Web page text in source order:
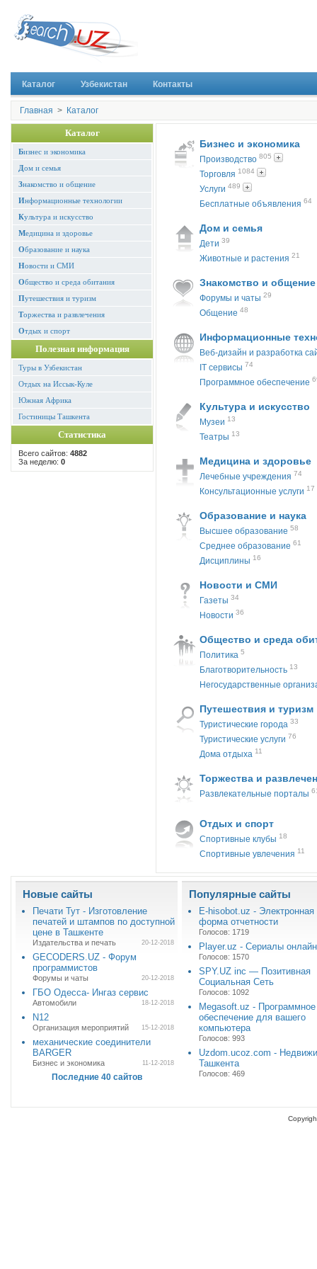
Каталог Узбекистан Контакты
Главная > Каталог
Каталог
Бизнес и экономика
Дом и семья
Знакомство и общение
Информационные технологии
Культура и искусство
Медицина и здоровье
Образование и наука
Новости и СМИ
Общество и среда обитания
Путешествия и туризм
Торжества и развлечения
Отдых и спорт
Полезная информация
Туры в Узбекистан
Отдых на Иссык-Куле
Южная Африка
Гостиницы Ташкента
Статистика
Всего сайтов: 4882
За неделю: 0
Бизнес и экономика
Производство 805
Торговля 1084
Услуги 489
Бесплатные объявления 64
Дом и семья
Дети 39
Животные и растения 21
Знакомство и общение
Форумы и чаты 29
Общение 48
Информационные
Веб-дизайн и разработка
IT cервисы 74
Программное обеспечение
Культура и искусство
Музеи 13
Театры 13
Медицина и здоровье
Лечебные учреждения 74
Консультационные услуги 17
Образование и наука
Высшее образование 58
Среднее образование 61
Дисциплины 16
Новости и СМИ
Газеты 34
Новости 36
Общество и среда
Политика 5
Благотворительность 13
Негосударственные
Путешествия и туризм
Туристические города 33
Туристические услуги 76
Дома отдыха 11
Торжества и
Развлекательные порталы
Отдых и спорт
Спортивные клубы 18
Спортивные увлечения 11
Новые сайты
Печати Тут - Изготовление
печатей и штампов по доступной
цене в Ташкенте
Издательства и печать 20-12-2018
GECODERS.UZ - Форум
программистов
Форумы и чаты 20-12-2018
ГБО Одесса- Ингаз сервис
Автомобили 18-12-2018
N12
Организация мероприятий 15-12-2018
механические соединители
BARGER
Бизнес и экономика 11-12-2018
Последние 40 сайтов
Популярные сайты
E-hisobot.uz - Электронная
форма отчетности
Голосов: 1719
Player.uz - Сериалы онлайн
Голосов: 1570
SPY.UZ inc — Позитивная
Социальная Сеть
Голосов: 1092
Megasoft.uz - Программное
обеспечение для вашего
компьютера
Голосов: 993
Uzdom.ucoz.com -
Ташкента
Голосов: 469